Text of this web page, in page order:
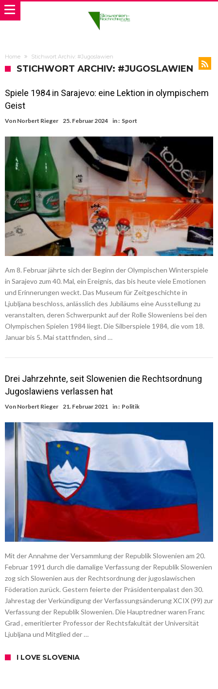
Home Stichwort Archiv: #Jugoslawien
STICHWORT ARCHIV: #JUGOSLAWIEN
Spiele 1984 in Sarajevo: eine Lektion in olympischem
Geist
Von Norbert Rieger 25. Februar 2024 in : Sport
Am 8. Februar jährte sich der Beginn der Olympischen Winterspiele
in Sarajevo zum 40. Mal, ein Ereignis, das bis heute viele Emotionen
und Erinnerungen weckt. Das Museum für Zeitgeschichte in
Ljubljana beschloss, anlässlich des Jubiläums eine Ausstellung zu
veranstalten, deren Schwerpunkt auf der Rolle Sloweniens bei den
Olympischen Spielen 1984 liegt. Die Silberspiele 1984, die vom 18.
Januar bis 5. Mai stattfinden, sind …
Drei Jahrzehnte, seit Slowenien die Rechtsordnung
Jugoslawiens verlassen hat
Von Norbert Rieger 21. Februar 2021 in : Politik
Mit der Annahme der Versammlung der Republik Slowenien am 20.
Februar 1991 durch die damalige Verfassung der Republik Slowenien
zog sich Slowenien aus der Rechtsordnung der jugoslawischen
Föderation zurück. Gestern feierte der Präsidentenpalast den 30.
Jahrestag der Verkündigung der Verfassungsänderung XCIX (99) zur
Verfassung der Republik Slowenien. Die Hauptredner waren Franc
Grad , emeritierter Professor der Rechtsfakultät der Universität
Ljubljana und Mitglied der …
I LOVE SLOVENIA